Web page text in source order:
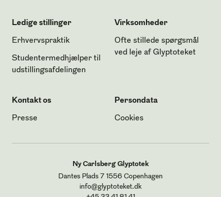
Ledige stillinger
Erhvervspraktik
Studentermedhjælper til
udstillingsafdelingen
Virksomheder
Ofte stillede spørgsmål
ved leje af Glyptoteket
Kontakt os
Presse
Persondata
Cookies
Ny Carlsberg Glyptotek
Dantes Plads 7 1556 Copenhagen
info@glyptoteket.dk